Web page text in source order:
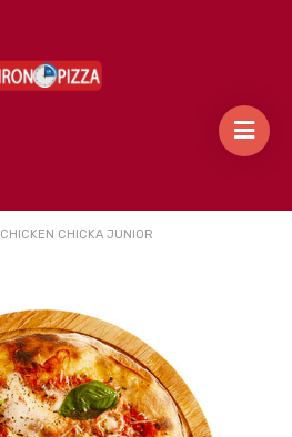
CHICKEN CHICKA JUNIOR